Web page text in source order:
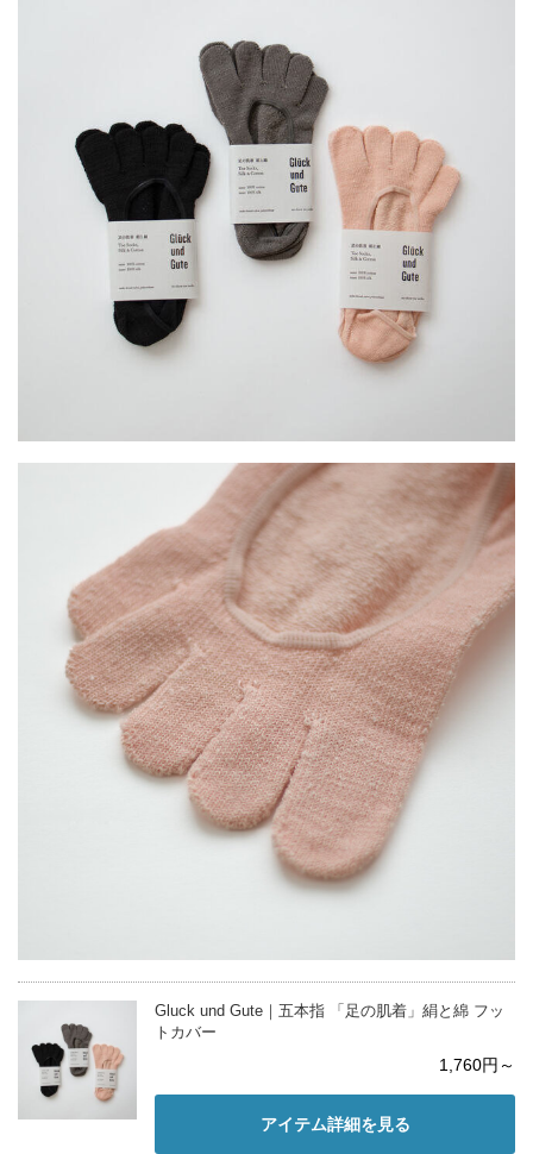
Gluck und Gute｜五本指 「足の肌着」絹と綿 フッ
トカバー
1,760円～
アイテム詳細を見る